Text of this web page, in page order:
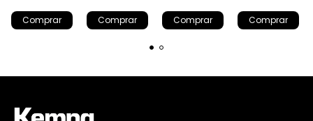
Comprar Comprar Comprar Comprar